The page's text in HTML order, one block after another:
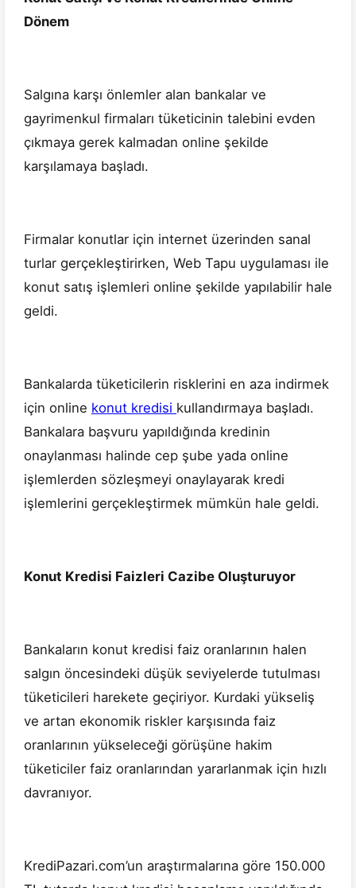
Dönem
Salgına karşı önlemler alan bankalar ve
gayrimenkul firmaları tüketicinin talebini evden
çıkmaya gerek kalmadan online şekilde
karşılamaya başladı.
Firmalar konutlar için internet üzerinden sanal
turlar gerçekleştirirken, Web Tapu uygulaması ile
konut satış işlemleri online şekilde yapılabilir hale
geldi.
Bankalarda tüketicilerin risklerini en aza indirmek
için online konut kredisi kullandırmaya başladı.
Bankalara başvuru yapıldığında kredinin
onaylanması halinde cep şube yada online
işlemlerden sözleşmeyi onaylayarak kredi
işlemlerini gerçekleştirmek mümkün hale geldi.
Konut Kredisi Faizleri Cazibe Oluşturuyor
Bankaların konut kredisi faiz oranlarının halen
salgın öncesindeki düşük seviyelerde tutulması
tüketicileri harekete geçiriyor. Kurdaki yükseliş
ve artan ekonomik riskler karşısında faiz
oranlarının yükseleceği görüşüne hakim
tüketiciler faiz oranlarından yararlanmak için hızlı
davranıyor.
KrediPazari.com’un araştırmalarına göre 150.000